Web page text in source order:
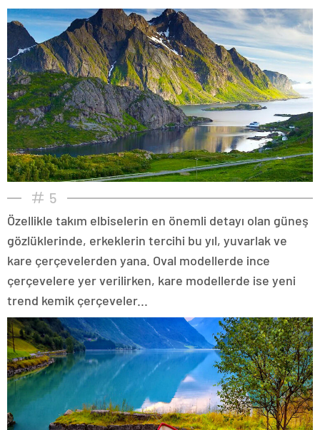
5
Özellikle takım elbiselerin en önemli detayı olan güneş
gözlüklerinde, erkeklerin tercihi bu yıl, yuvarlak ve
kare çerçevelerden yana. Oval modellerde ince
çerçevelere yer verilirken, kare modellerde ise yeni
trend kemik çerçeveler...